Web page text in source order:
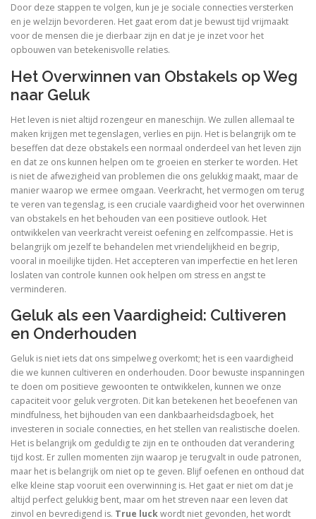
Door deze stappen te volgen, kun je je sociale connecties versterken
en je welzijn bevorderen. Het gaat erom dat je bewust tijd vrijmaakt
voor de mensen die je dierbaar zijn en dat je je inzet voor het
opbouwen van betekenisvolle relaties.
Het Overwinnen van Obstakels op Weg
naar Geluk
Het leven is niet altijd rozengeur en maneschijn. We zullen allemaal te
maken krijgen met tegenslagen, verlies en pijn. Het is belangrijk om te
beseffen dat deze obstakels een normaal onderdeel van het leven zijn
en dat ze ons kunnen helpen om te groeien en sterker te worden. Het
is niet de afwezigheid van problemen die ons gelukkig maakt, maar de
manier waarop we ermee omgaan. Veerkracht, het vermogen om terug
te veren van tegenslag, is een cruciale vaardigheid voor het overwinnen
van obstakels en het behouden van een positieve outlook. Het
ontwikkelen van veerkracht vereist oefening en zelfcompassie. Het is
belangrijk om jezelf te behandelen met vriendelijkheid en begrip,
vooral in moeilijke tijden. Het accepteren van imperfectie en het leren
loslaten van controle kunnen ook helpen om stress en angst te
verminderen.
Geluk als een Vaardigheid: Cultiveren
en Onderhouden
Geluk is niet iets dat ons simpelweg overkomt; het is een vaardigheid
die we kunnen cultiveren en onderhouden. Door bewuste inspanningen
te doen om positieve gewoonten te ontwikkelen, kunnen we onze
capaciteit voor geluk vergroten. Dit kan betekenen het beoefenen van
mindfulness, het bijhouden van een dankbaarheidsdagboek, het
investeren in sociale connecties, en het stellen van realistische doelen.
Het is belangrijk om geduldig te zijn en te onthouden dat verandering
tijd kost. Er zullen momenten zijn waarop je terugvalt in oude patronen,
maar het is belangrijk om niet op te geven. Blijf oefenen en onthoud dat
elke kleine stap vooruit een overwinning is. Het gaat er niet om dat je
altijd perfect gelukkig bent, maar om het streven naar een leven dat
zinvol en bevredigend is. True luckwordt niet gevonden, het wordt